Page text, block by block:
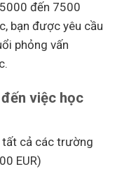
đến 7500
bạn được yêu cầu
phỏng vấn
việc học
tất cả các trường
EUR)